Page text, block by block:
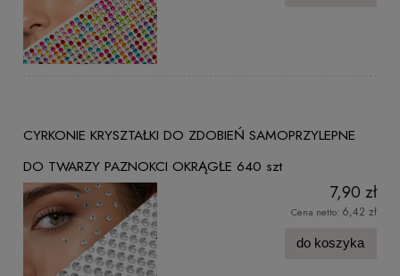
CYRKONIE KRYSZTAŁKI DO ZDOBIEŃ SAMOPRZYLEPNE
DO TWARZY PAZNOKCI OKRĄGŁE 640 szt
7,90 zł
Cena netto: 6,42 zł
do koszyka